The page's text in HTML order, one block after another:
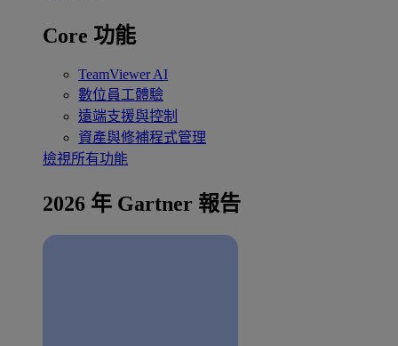
Core 功能
TeamViewer AI
數位員工體驗
遠端支援與控制
資產與修補程式管理
檢視所有功能
2026 年 Gartner 報告